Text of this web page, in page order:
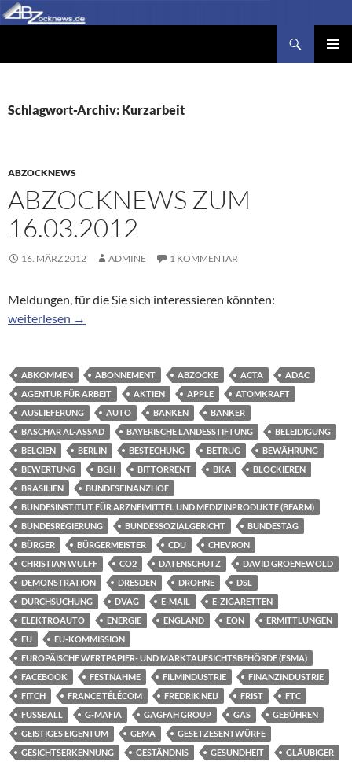
Zum
Inhalt
Schlagwort-Archiv: Kurzarbeit
ABZOCKNEWS
ABZOCKNEWS ZUM
16.03.2012
16. MÄRZ 2012 ADMINE 1 KOMMENTAR
Meldungen, für die Sie sich interessieren könnten:
Abzocknews zum 16.03.2012
weiterlesen →
ABKOMMEN ABONNEMENT ABZOCKE ACTA
ADAC
AGENTUR FÜR ARBEIT
AKTIEN APPLE
ATOMKRAFT
AUSLIEFERUNG
AUTO BANKEN
BANKER
BASCHAR AL-ASSAD
BAYERISCHE LANDESSTIFTUNG
BELEIDIGUNG
BELGIEN
BERLIN BESTECHUNG BETRUG
BEWÄHRUNG
BEWERTUNG
BGH BITTORRENT BKA
BLOCKIEREN
BRASILIEN
BUNDESFINANZHOF
BUNDESINSTITUT FÜR ARZNEIMITTEL UND MEDIZINPRODUKTE (BFARM)
BUNDESREGIERUNG
BUNDESSOZIALGERICHT
BUNDESTAG
BÜRGER
BÜRGERMEISTER CDU
CHEVRON
CHRISTIAN WULFF
CO2 DATENSCHUTZ
DAVID GROENEWOLD
DEMONSTRATION
DRESDEN DROHNE
DSL
DURCHSUCHUNG
DVAG E-MAIL
E-ZIGARETTEN
ELEKTROAUTO
ENERGIE ENGLAND EON
ERMITTLUNGEN
EU
EU-KOMMISSION
EUROPÄISCHE WERTPAPIER- UND MARKTAUFSICHTSBEHÖRDE (ESMA)
FACEBOOK
FESTNAHME FILMINDUSTRIE
FINANZINDUSTRIE
FITCH
FRANCE TÉLÉCOM FREDRIK NEIJ FRIST
FTC
FUSSBALL
G-MAFIA GAGFAH GROUP GAS
GEBÜHREN
GEISTIGES EIGENTUM
GEMA
GESETZESENTWÜRFE
GESICHTSERKENNUNG
GESTÄNDNIS GESUNDHEIT
GLÄUBIGER